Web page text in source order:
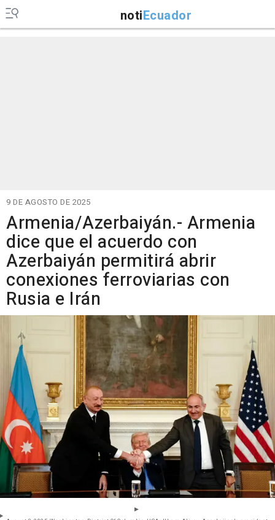
notiEcuador
9 DE AGOSTO DE 2025
Armenia/Azerbaiyán.- Armenia
dice que el acuerdo con
Azerbaiyán permitirá abrir
conexiones ferroviarias con
Rusia e Irán